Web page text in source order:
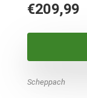
€209,99
Scheppach